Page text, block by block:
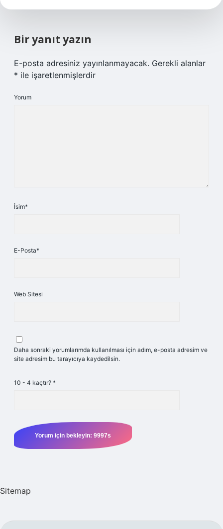
Bir yanıt yazın
E-posta adresiniz yayınlanmayacak. Gerekli alanlar
* ile işaretlenmişlerdir
Yorum
İsim*
E-Posta*
Web Sitesi
Daha sonraki yorumlarımda kullanılması için adım, e-posta adresim ve
site adresim bu tarayıcıya kaydedilsin.
10 - 4 kaçtır? *
Sitemap